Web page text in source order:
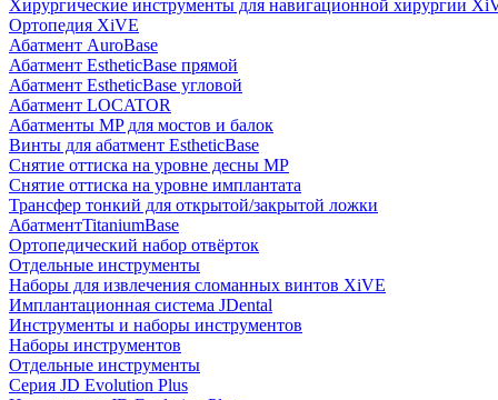
Хирургические инструменты для навигационной хирургии
Ортопедия XiVE
Абатмент AuroBase
Абатмент EstheticBase прямой
Абатмент EstheticBase угловой
Абатмент LOCATOR
Абатменты MP для мостов и балок
Винты для абатмент EstheticBase
Снятие оттиска на уровне десны MP
Снятие оттиска на уровне имплантата
Трансфер тонкий для открытой/закрытой ложки
АбатментTitaniumBase
Ортопедический набор отвёрток
Отдельные инструменты
Наборы для извлечения сломанных винтов XiVE
Имплантационная система JDental
Инструменты и наборы инструментов
Наборы инструментов
Отдельные инструменты
Серия JD Evolution Plus